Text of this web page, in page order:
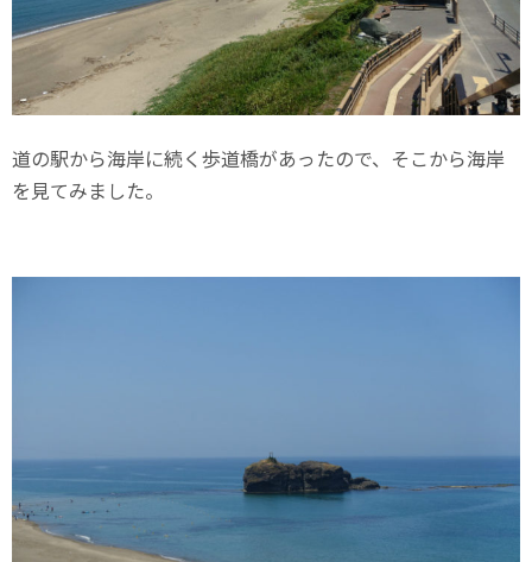
道の駅から海岸に続く歩道橋があったので、そこから海岸
を見てみました。